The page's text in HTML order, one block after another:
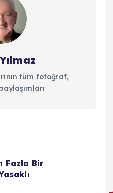
tüm fotoğraf,
Fazla Bir